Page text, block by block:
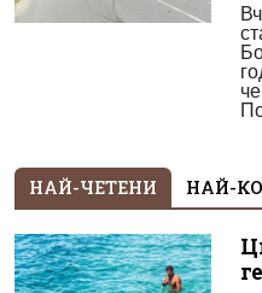
НАЙ-ЧЕТЕНИ НАЙ-